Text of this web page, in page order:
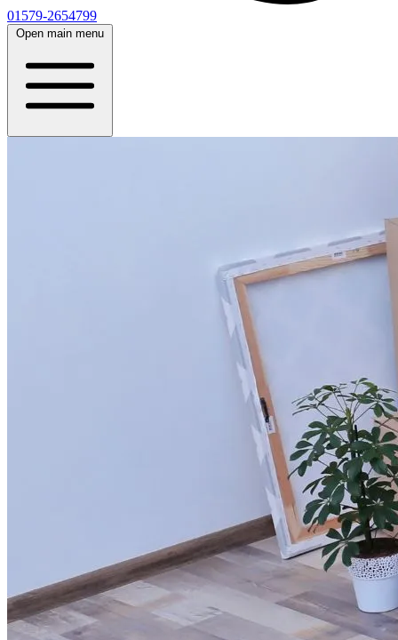
01579-2654799
Open main menu